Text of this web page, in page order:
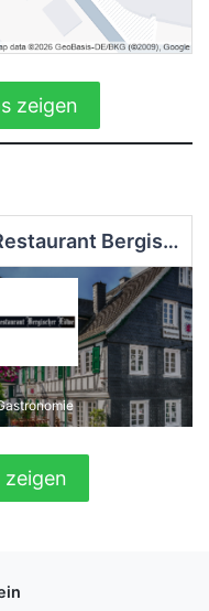
zeigen
Restaurant Bergischer Löwe
zeigen